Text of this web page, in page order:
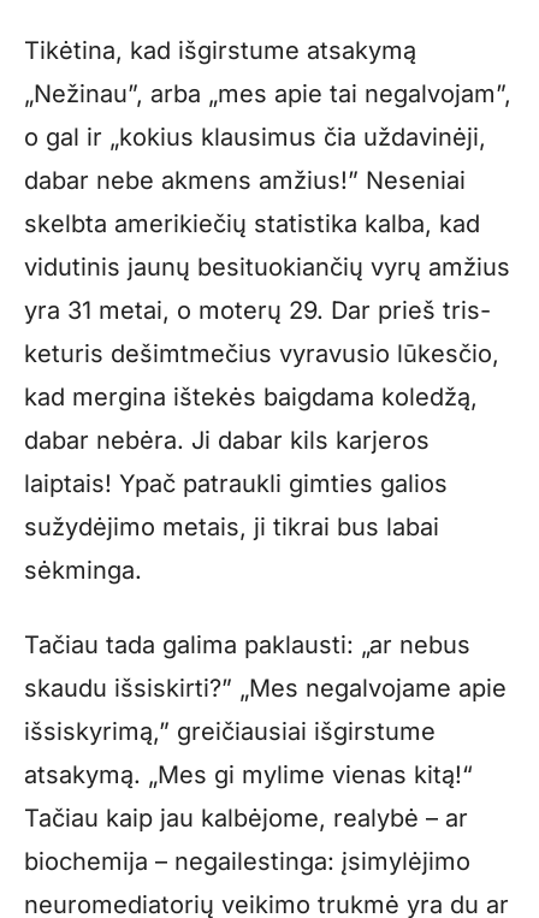
Tikėtina, kad išgirstume atsakymą
„Nežinau”, arba „mes apie tai negalvojam”,
o gal ir „kokius klausimus čia uždavinėji,
dabar nebe akmens amžius!” Neseniai
skelbta amerikiečių statistika kalba, kad
vidutinis jaunų besituokiančių vyrų amžius
yra 31 metai, o moterų 29. Dar prieš tris-
keturis dešimtmečius vyravusio lūkesčio,
kad mergina ištekės baigdama koledžą,
dabar nebėra. Ji dabar kils karjeros
laiptais! Ypač patraukli gimties galios
sužydėjimo metais, ji tikrai bus labai
sėkminga.
Tačiau tada galima paklausti: „ar nebus
skaudu išsiskirti?” „Mes negalvojame apie
išsiskyrimą,” greičiausiai išgirstume
atsakymą. „Mes gi mylime vienas kitą!“
Tačiau kaip jau kalbėjome, realybė – ar
biochemija – negailestinga: įsimylėjimo
neuromediatorių veikimo trukmė yra du ar